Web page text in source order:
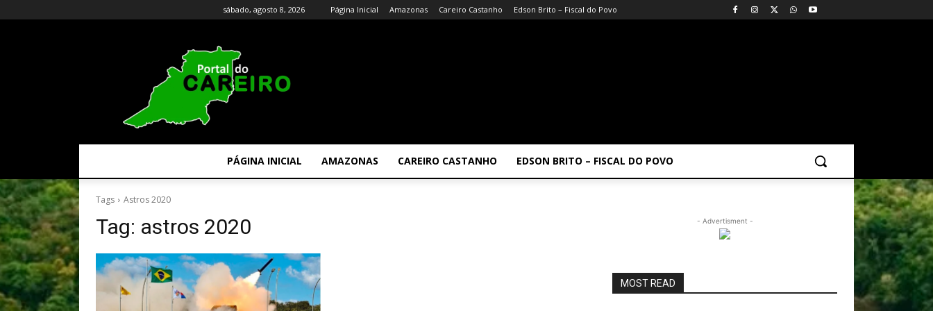
sábado, agosto 8, 2026 Página Inicial Amazonas Careiro Castanho Edson Brito – Fiscal do Povo
PÁGINA INICIAL AMAZONAS CAREIRO CASTANHO EDSON BRITO – FISCAL DO POVO
Tags Astros 2020
Tag: astros 2020 - Advertisment -
MOST READ